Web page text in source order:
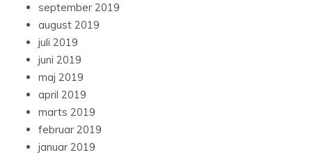
september 2019
august 2019
juli 2019
juni 2019
maj 2019
april 2019
marts 2019
februar 2019
januar 2019